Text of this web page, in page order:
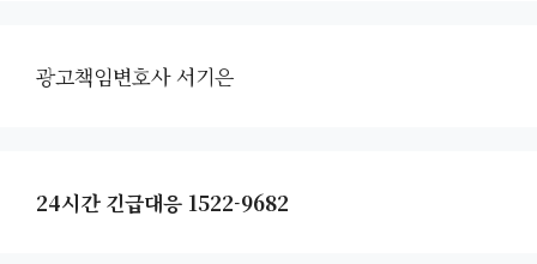
광고책임변호사 서기은
24시간 긴급대응 1522-9682